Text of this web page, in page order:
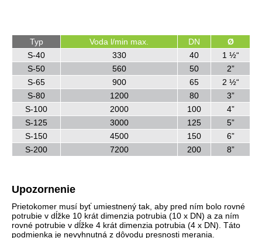
Typ Voda l/min max. DN
Ø
S-40
330 40
1 ½“
S-50
560 50
2”
S-65
900 65
2 ½“
S-80
1200 80
3”
S-100
2000 100
4”
S-125
3000 125
5”
S-150
4500 150
6”
S-200
7200 200 8”
Upozornenie
Prietokomer musí byť umiestnený tak, aby pred ním bolo rovné
potrubie v dĺžke 10 krát dimenzia potrubia (10 x DN) a za ním
rovné potrubie v dĺžke 4 krát dimenzia potrubia (4 x DN). Táto
podmienka je nevyhnutná z dôvodu presnosti merania.